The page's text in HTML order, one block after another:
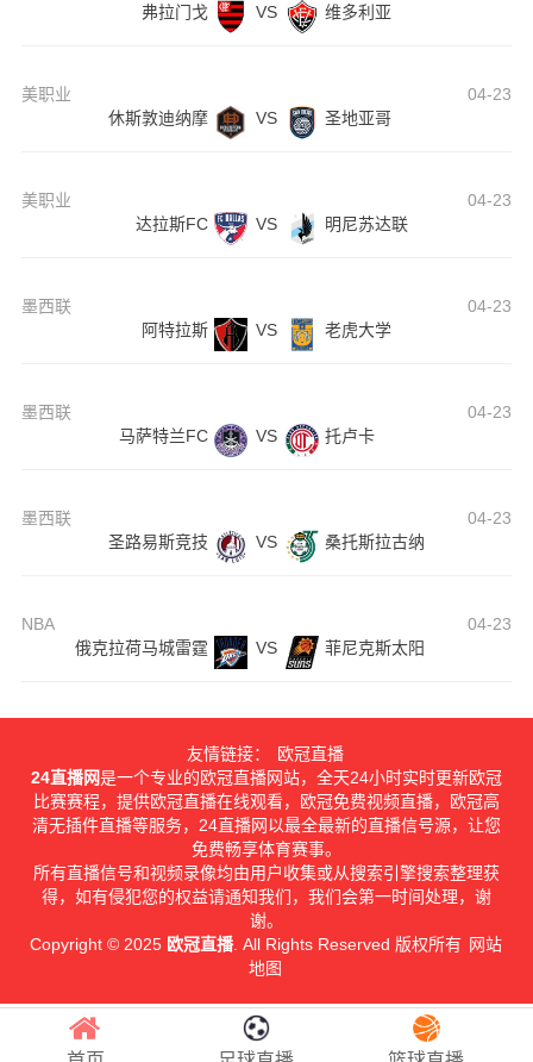
弗拉门戈
VS 维多利亚
美职业
04-23
休斯敦迪纳摩
VS 圣地亚哥
美职业
04-23
达拉斯FC
VS 明尼苏达联
墨西联
04-23
阿特拉斯
VS 老虎大学
墨西联
04-23
马萨特兰FC
VS 托卢卡
墨西联
04-23
圣路易斯竞技
VS 桑托斯拉古纳
NBA
04-23
俄克拉荷马城雷霆
VS 菲尼克斯太阳
友情链接：
欧冠直播
24直播网是一个专业的欧冠直播网站，全天24小时实时更新欧冠
比赛赛程，提供欧冠直播在线观看，欧冠免费视频直播，欧冠高
清无插件直播等服务，24直播网以最全最新的直播信号源，让您
免费畅享体育赛事。
所有直播信号和视频录像均由用户收集或从搜索引擎搜索整理获
得，如有侵犯您的权益请通知我们，我们会第一时间处理，谢
谢。
Copyright © 2025 欧冠直播. All Rights Reserved 版权所有 网站
地图